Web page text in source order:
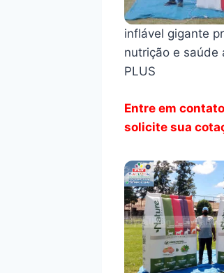
inflável gigante
nutrição e saúde
PLUS
Entre em
solicite sua